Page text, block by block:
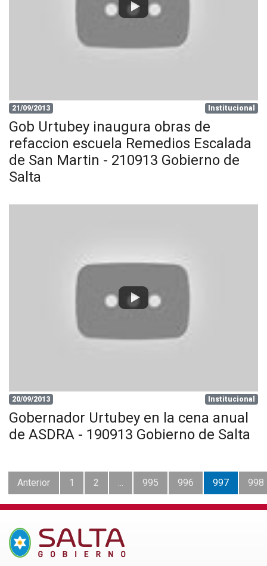
21/09/2013 Institucional
Gob Urtubey inaugura obras de
refaccion escuela Remedios Escalada
de San Martin - 210913 Gobierno de
Salta
20/09/2013 Institucional
Gobernador Urtubey en la cena anual
de ASDRA - 190913 Gobierno de Salta
Anterior 1 2 ... 995 996 997 998